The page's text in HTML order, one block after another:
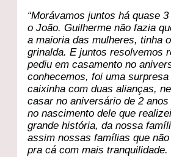
“Morávamos juntos há quase
o João. Guilherme não fazia
a maioria das mulheres, tinha
grinalda. E juntos resolvemos
pediu em casamento no
conhecemos, foi uma
caixinha com duas alianças,
casar no aniversário de 2
no nascimento dele que
grande história, da nossa
assim nossas famílias que
pra cá com mais tranquilidade.